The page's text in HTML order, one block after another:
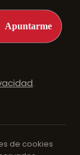
.
de cookies